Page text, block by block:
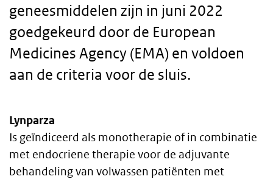
geneesmiddelen zijn in juni 2022
goedgekeurd door de European
Medicines Agency (EMA) en voldoen
aan de criteria voor de sluis.
Body
text
Lynparza
Is geïndiceerd als monotherapie of in combinatie
met endocriene therapie voor de adjuvante
behandeling van volwassen patiënten met